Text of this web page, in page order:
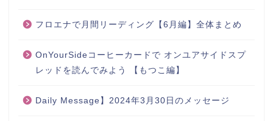
フロエナで月間リーディング【6月編】全体まとめ
OnYourSideコーヒーカードで オンユアサイドスプ
レッドを読んでみよう 【もつこ編】
Daily Message】2024年3月30日のメッセージ